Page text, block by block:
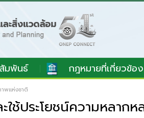
มพันธ์ กฎหมายที่เกี่ยวข้อง
าพแห่งชาติ
ช้ประโยชน์ความหลาก